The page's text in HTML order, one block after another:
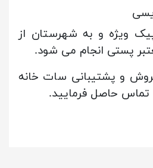
ویژه و به شهرستان از
پستی انجام می شود.
فروش و پشتیبانی سات خانه
تماس حاصل فرمایید.